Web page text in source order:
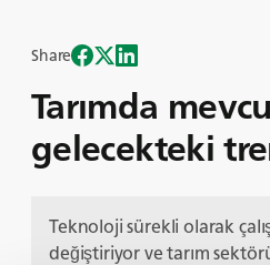
Tarımda
gelecekteki
Share
Teknoloji sürekli olarak
değiştiriyor ve tarım